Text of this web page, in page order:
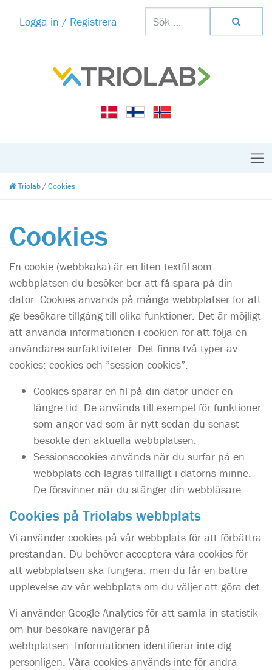
Logga in / Registrera
Triolab/Cookies
Cookies
En cookie (webbkaka) är en liten textfil som
webbplatsen du besöker ber att få spara på din
dator. Cookies används på många webbplatser för att
ge besökare tillgång till olika funktioner. Det är möjligt
att använda informationen i cookien för att följa en
användares surfaktiviteter. Det finns två typer av
cookies: cookies och ”session cookies”.
Cookies sparar en fil på din dator under en
längre tid. De används till exempel för funktioner
som anger vad som är nytt sedan du senast
besökte den aktuella webbplatsen.
Sessionscookies används när du surfar på en
webbplats och lagras tillfälligt i datorns minne.
De försvinner när du stänger din webbläsare.
Cookies på Triolabs webbplats
Vi använder cookies på vår webbplats för att förbättra
prestandan. Du behöver acceptera våra cookies för
att webbplatsen ska fungera, men du får en bättre
upplevelse av vår webbplats om du väljer att göra det.
Vi använder Google Analytics för att samla in statistik
om hur besökare navigerar på
webbplatsen. Informationen identifierar inte dig
personligen. Våra cookies används inte för andra